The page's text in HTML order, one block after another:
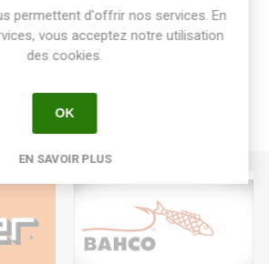
permettent d'offrir nos services. En
vous acceptez notre utilisation
des cookies.
OK
EN SAVOIR PLUS